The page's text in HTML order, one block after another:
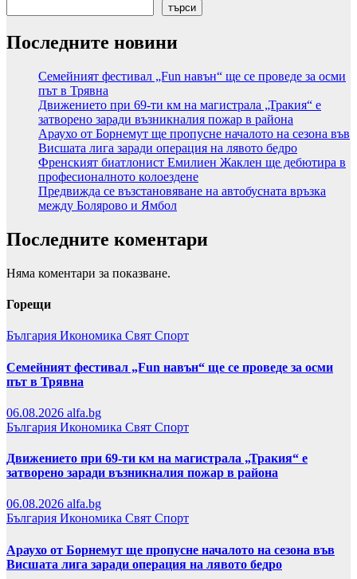
търси
Последните новини
Семейният фестивал „Fun навън“ ще се проведе за осми
път в Трявна
Движението при 69-ти км на магистрала „Тракия“ е
затворено заради възникналия пожар в района
Араухо от Борнемут ще пропусне началото на сезона във
Висшата лига заради операция на лявото бедро
Френският биатлонист Емилиен Жаклен ще дебютира в
професионалното колоездене
Предвижда се възстановяване на автобусната връзка
между Болярово и Ямбол
Последните коментари
Няма коментари за показване.
Горещи
България Икономика Свят Спорт
Семейният фестивал „Fun навън“ ще се проведе за осми
път в Трявна
06.08.2026 alfa.bg
България Икономика Свят Спорт
Движението при 69-ти км на магистрала „Тракия“ е
затворено заради възникналия пожар в района
06.08.2026 alfa.bg
България Икономика Свят Спорт
Араухо от Борнемут ще пропусне началото на сезона във
Висшата лига заради операция на лявото бедро